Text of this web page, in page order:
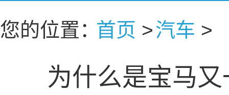
您的位置：首页 >汽车 >
为什么是宝马又